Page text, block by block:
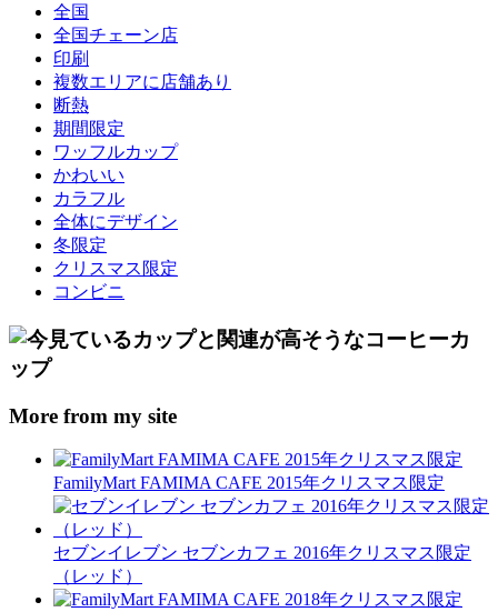
全国
全国チェーン店
印刷
複数エリアに店舗あり
断熱
期間限定
ワッフルカップ
かわいい
カラフル
全体にデザイン
冬限定
クリスマス限定
コンビニ
More from my site
FamilyMart FAMIMA CAFE 2015年クリスマス限定
セブンイレブン セブンカフェ 2016年クリスマス限定
（レッド）